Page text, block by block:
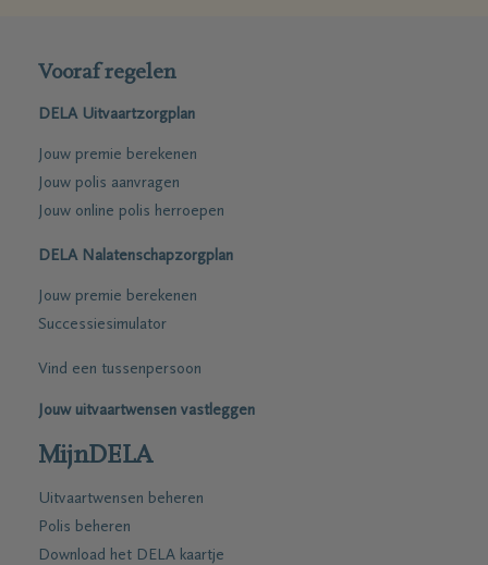
Vooraf regelen
DELA Uitvaartzorgplan
Jouw premie berekenen
Jouw polis aanvragen
Jouw online polis herroepen
DELA Nalatenschapzorgplan
Jouw premie berekenen
Successiesimulator
Vind een tussenpersoon
Jouw uitvaartwensen vastleggen
MijnDELA
Uitvaartwensen beheren
Polis beheren
Download het DELA kaartje